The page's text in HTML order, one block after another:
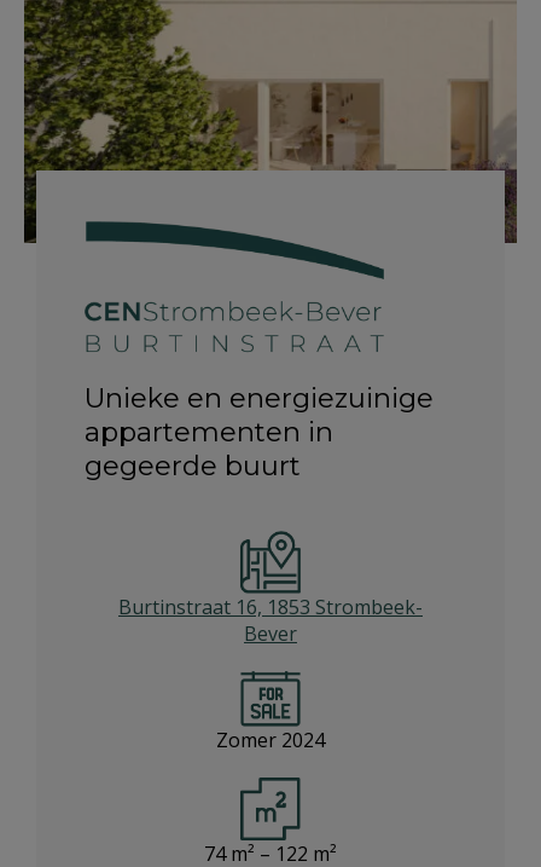
Unieke en energiezuinige
appartementen in
gegeerde buurt
Burtinstraat 16, 1853 Strombeek-
Bever
Zomer 2024
74 m² – 122 m²